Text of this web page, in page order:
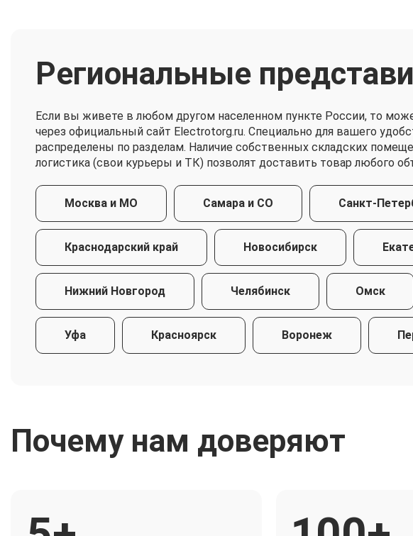
Региональные
Если вы живете в любом другом населенном пункте России, то
через официальный сайт Electrotorg.ru. Специально для вашего
распределены по разделам. Наличие собственных складских
логистика (свои курьеры и ТК) позволят доставить товар любого
Москва и МО Самара и СО Санкт-
Краснодарский край Новосибирск
Нижний Новгород Челябинск Омск
Уфа Красноярск Воронеж
Почему нам доверяют